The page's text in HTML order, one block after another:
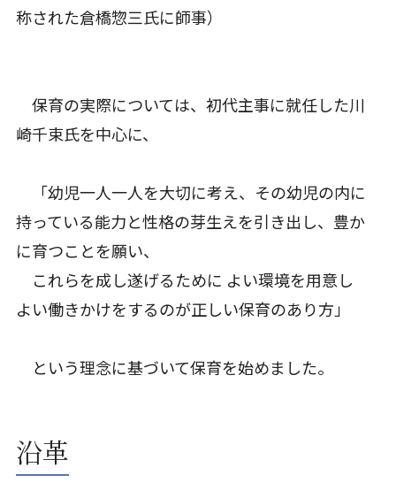
称された倉橋惣三氏に師事）
保育の実際については、初代主事に就任した川
崎千束氏を中心に、
「幼児一人一人を大切に考え、その幼児の内に
持っている能力と性格の芽生えを引き出し、豊か
に育つことを願い、
これらを成し遂げるために よい環境を用意し
よい働きかけをするのが正しい保育のあり方」
という理念に基づいて保育を始めました。
沿革